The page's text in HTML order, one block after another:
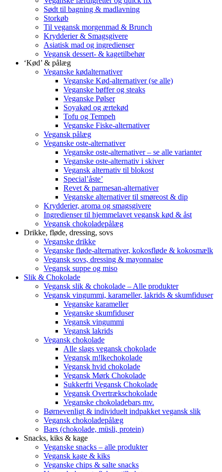
Sødt til bagning & madlavning
Storkøb
Til vegansk morgenmad & Brunch
Krydderier & Smagsgivere
Asiatisk mad og ingredienser
Vegansk dessert- & kagetilbehør
‘Kød’ & pålæg
Veganske kødalternativer
Veganske Kød-alternativer (se alle)
Veganske bøffer og steaks
Veganske Pølser
Soyakød og ærtekød
Tofu og Tempeh
Veganske Fiske-alternativer
Vegansk pålæg
Veganske oste-alternativer
Veganske oste-alternativer – se alle varianter
Veganske oste-alternativ i skiver
Vegansk alternativ til blokost
Special’åste’
Revet & parmesan-alternativer
Veganske alternativer til smøreost & dip
Krydderier, aroma og smagsgivere
Ingredienser til hjemmelavet vegansk kød & åst
Vegansk chokoladepålæg
Drikke, fløde, dressing, sovs
Veganske drikke
Veganske fløde-alternativer, kokosfløde & kokosmælk
Vegansk sovs, dressing & mayonnaise
Vegansk suppe og miso
Slik & Chokolade
Vegansk slik & chokolade – Alle produkter
Vegansk vingummi, karameller, lakrids & skumfiduser
Veganske karameller
Veganske skumfiduser
Vegansk vingummi
Vegansk lakrids
Vegansk chokolade
Alle slags vegansk chokolade
Vegansk m!lkechokolade
Vegansk hvid chokolade
Vegansk Mørk Chokolade
Sukkerfri Vegansk Chokolade
Vegansk Overtrækschokolade
Veganske chokoladebars mv.
Børnevenligt & individuelt indpakket vegansk slik
Vegansk chokoladepålæg
Bars (chokolade, müsli, protein)
Snacks, kiks & kage
Veganske snacks – alle produkter
Vegansk kage & kiks
Veganske chips & salte snacks